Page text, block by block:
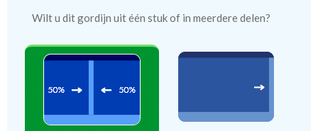
Wilt u dit gordijn uit één stuk of in meerdere delen?